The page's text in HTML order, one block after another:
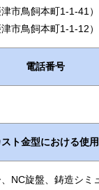
市鳥飼本町1-1-41）
市鳥飼本町1-1-12）
電話番号
ト金型における使
NC旋盤、鋳造シミ